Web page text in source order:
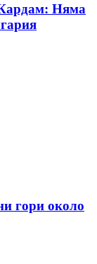
Няма
гори около